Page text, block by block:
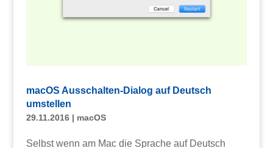
macOS Ausschalten-Dialog auf Deutsch
umstellen
29.11.2016| macOS
Selbst wenn am Mac die Sprache auf Deutsch